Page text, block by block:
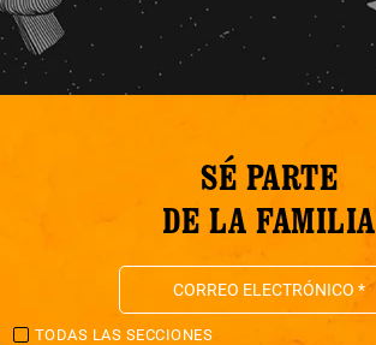
SÉ PARTE
DE LA FAMILIA
TODAS LAS SECCIONES